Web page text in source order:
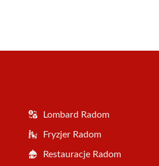
Lombard Radom
Fryzjer Radom
Restauracje Radom